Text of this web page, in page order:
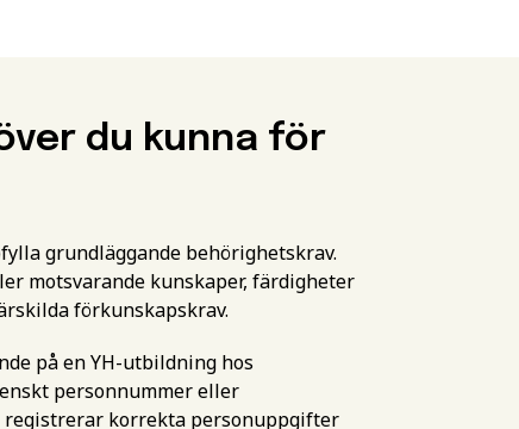
du kunna för
grundläggande behörighetskrav.
motsvarande kunskaper, färdigheter
förkunskapskrav.
på en YH-utbildning hos
personnummer eller
registrerar korrekta personuppgifter